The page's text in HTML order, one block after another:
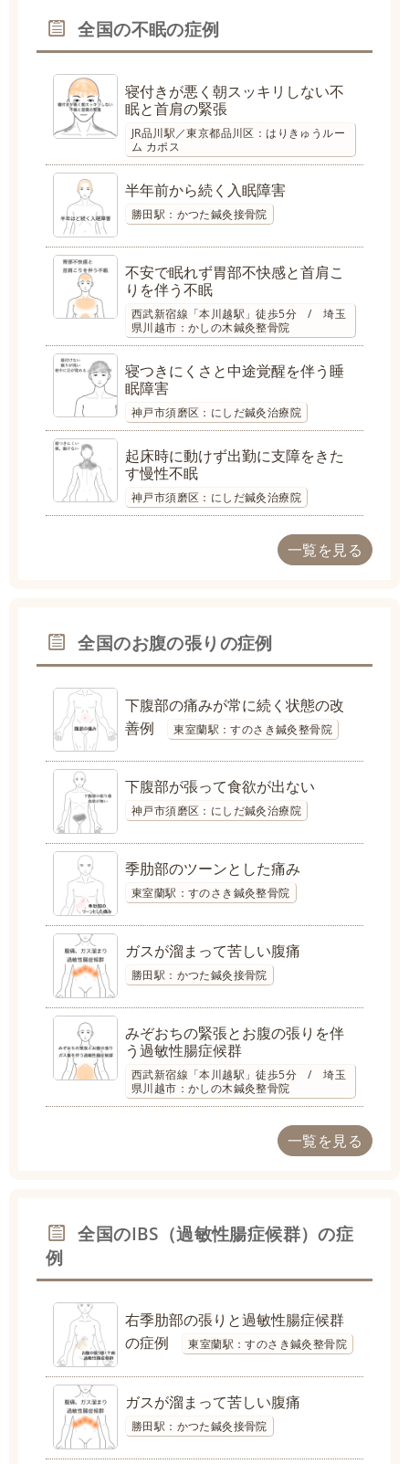
全国の不眠の症例
寝付きが悪く朝スッキリしない不
眠と首肩の緊張
JR品川駅／東京都品川区：はりきゅうルー
ム カポス
半年前から続く入眠障害
勝田駅：かつた鍼灸接骨院
不安で眠れず胃部不快感と首肩こ
りを伴う不眠
西武新宿線「本川越駅」徒歩5分 / 埼玉
県川越市：かしの木鍼灸整骨院
寝つきにくさと中途覚醒を伴う睡
眠障害
神戸市須磨区：にしだ鍼灸治療院
起床時に動けず出勤に支障をきた
す慢性不眠
神戸市須磨区：にしだ鍼灸治療院
一覧を見る
全国のお腹の張りの症例
下腹部の痛みが常に続く状態の改
善例
東室蘭駅：すのさき鍼灸整骨院
下腹部が張って食欲が出ない
神戸市須磨区：にしだ鍼灸治療院
季肋部のツーンとした痛み
東室蘭駅：すのさき鍼灸整骨院
ガスが溜まって苦しい腹痛
勝田駅：かつた鍼灸接骨院
みぞおちの緊張とお腹の張りを伴
う過敏性腸症候群
西武新宿線「本川越駅」徒歩5分 / 埼玉
県川越市：かしの木鍼灸整骨院
一覧を見る
全国のIBS（過敏性腸症候群）の症
例
右季肋部の張りと過敏性腸症候群
の症例
東室蘭駅：すのさき鍼灸整骨院
ガスが溜まって苦しい腹痛
勝田駅：かつた鍼灸接骨院